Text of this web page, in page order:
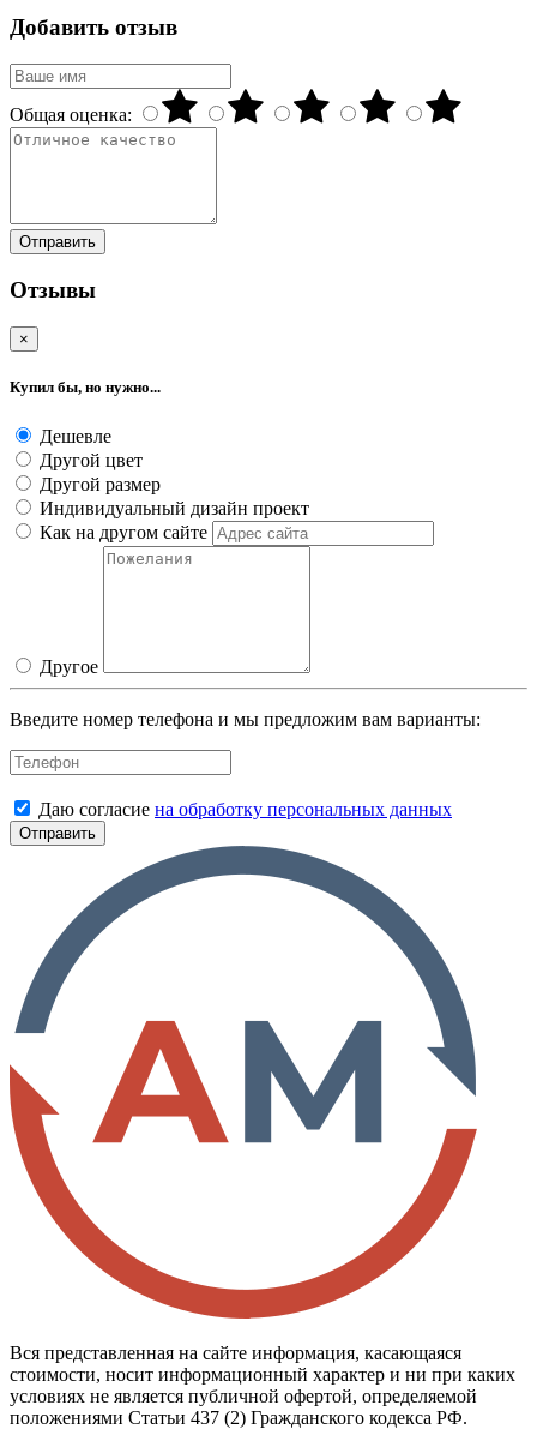
Добавить отзыв
Общая оценка:
Отправить
Отзывы
×
Купил бы, но нужно...
Дешевле
Другой цвет
Другой размер
Индивидуальный дизайн проект
Как на другом сайте
Другое
Введите номер телефона и мы предложим вам варианты:
Даю согласие на обработку персональных данных
Отправить
Вся представленная на сайте информация, касающаяся
стоимости, носит информационный характер и ни при каких
условиях не является публичной офертой, определяемой
положениями Статьи 437 (2) Гражданского кодекса РФ.